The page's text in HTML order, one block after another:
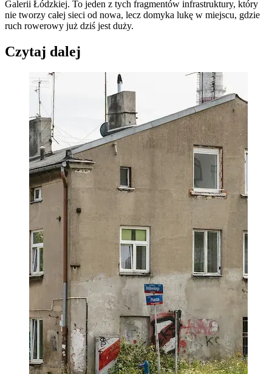
Galerii Łódzkiej. To jeden z tych fragmentów infrastruktury, który
nie tworzy całej sieci od nowa, lecz domyka lukę w miejscu, gdzie
ruch rowerowy już dziś jest duży.
Czytaj dalej